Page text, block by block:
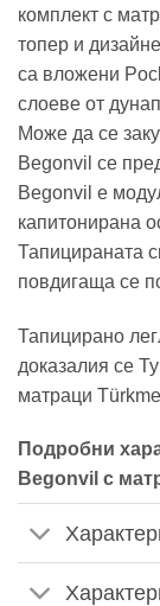
комплект с
топер и
са вложени
слоеве от
Може да се
Begonvil се
Begonvil е
капитонирана
Тапицираната
повдигаща се
Тапицирано
доказалия се
матраци
Подробни
Begonvil с